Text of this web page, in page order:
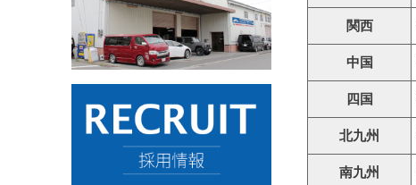
関西
中国
四国
北九州
南九州